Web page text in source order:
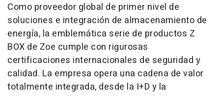
Como proveedor global de primer nivel de
soluciones e integración de almacenamiento de
energía, la emblemática serie de productos Z
BOX de Zoe cumple con rigurosas
certificaciones internacionales de seguridad y
calidad. La empresa opera una cadena de valor
totalmente integrada, desde la I+D y la